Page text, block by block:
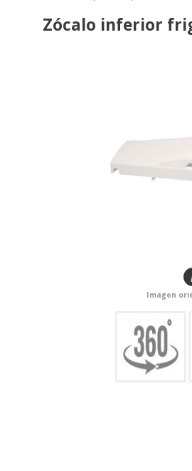
Zócalo inferior
Imagen